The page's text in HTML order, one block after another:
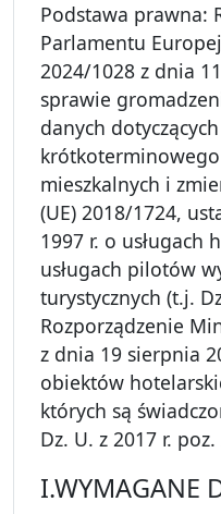
Podstawa prawna:
Parlamentu
2024/1028 z dnia
sprawie
danych dotyczących
mieszkalnych i
(UE) 2018/1724,
1997 r. o usługach
usługach pilotów
turystycznych (t.j.
Rozporządzenie
z dnia 19 sierpnia
obiektów
których są
Dz. U. z 2017 r. poz.
I.WYMAGANE